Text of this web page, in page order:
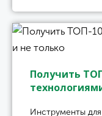
Получить
Инструменты